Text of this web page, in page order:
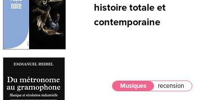
histoire totale et
contemporaine
Musiques recension